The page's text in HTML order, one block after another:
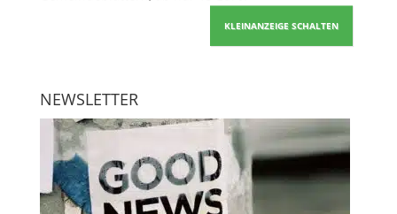
KLEINANZEIGE SCHALTEN
NEWSLETTER